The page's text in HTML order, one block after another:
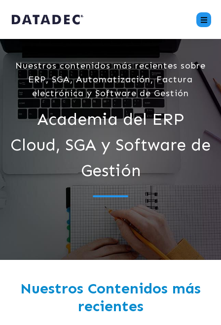
Nuestros contenidos más recientes sobre
ERP, SGA, Automatización, Factura
electrónica y Software de Gestión
Academia del ERP
Cloud, SGA y Software de
Gestión
Nuestros Contenidos más
recientes